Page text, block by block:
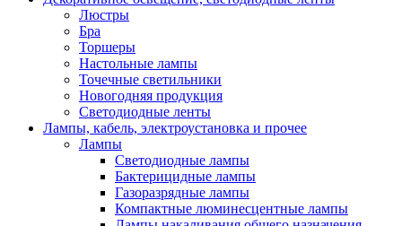
Люстры
Бра
Торшеры
Настольные лампы
Точечные светильники
Новогодняя продукция
Светодиодные ленты
Лампы, кабель, электроустановка и прочее
Лампы
Светодиодные лампы
Бактерицидные лампы
Газоразрядные лампы
Компактные люминесцентные лампы